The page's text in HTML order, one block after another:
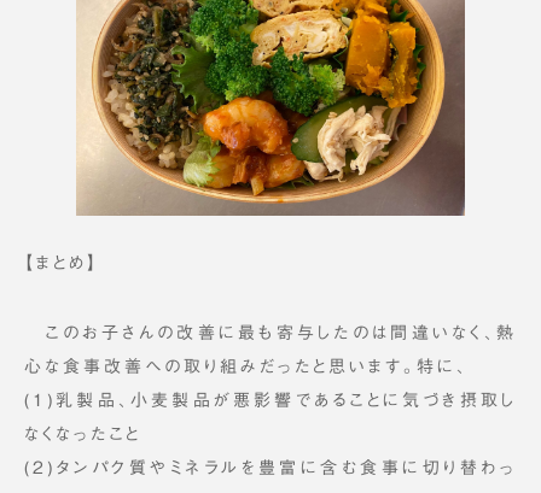
【まとめ】
このお子さんの改善に最も寄与したのは間違いなく、熱
心な食事改善への取り組みだったと思います。特に、
(1)乳製品、小麦製品が悪影響であることに気づき摂取し
なくなったこと
(2)タンパク質やミネラルを豊富に含む食事に切り替わっ